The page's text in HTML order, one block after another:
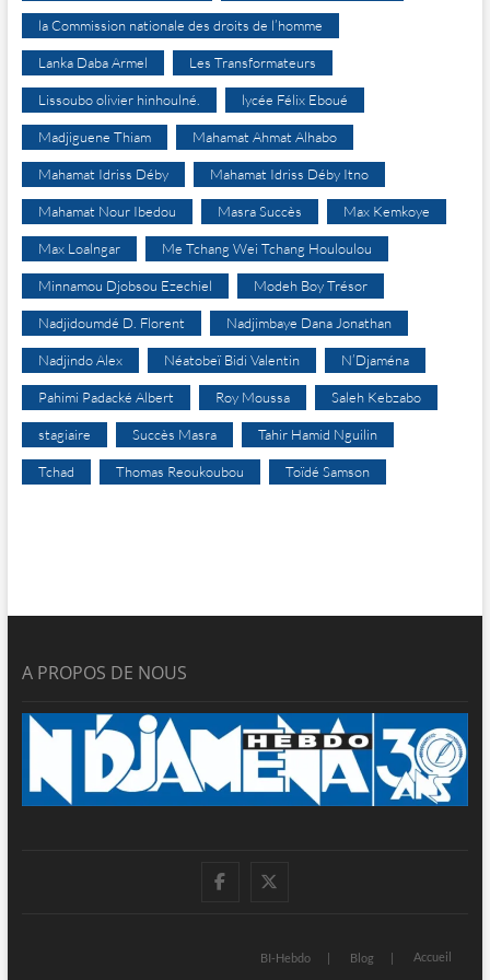
la Commission nationale des droits de l’homme
Lanka Daba Armel Les Transformateurs
Lissoubo olivier hinhoulné. lycée Félix Eboué
Madjiguene Thiam Mahamat Ahmat Alhabo
Mahamat Idriss Déby Mahamat Idriss Déby Itno
Mahamat Nour Ibedou Masra Succès Max Kemkoye
Max Loalngar Me Tchang Wei Tchang Houloulou
Minnamou Djobsou Ezechiel Modeh Boy Trésor
Nadjidoumdé D. Florent Nadjimbaye Dana Jonathan
Nadjindo Alex Néatobeï Bidi Valentin N’Djaména
Pahimi Padacké Albert Roy Moussa Saleh Kebzabo
stagiaire Succès Masra Tahir Hamid Nguilin
Tchad Thomas Reoukoubou Toïdé Samson
A PROPOS DE NOUS
facebook
BI-Hebdo Blog Accueil